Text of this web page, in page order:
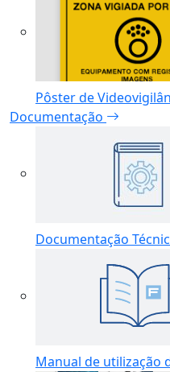
Pôster de
Documentação
Documentação
Manual de utilização